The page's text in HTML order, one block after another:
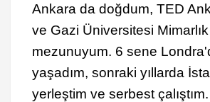
Ankara da doğdum, TED
ve Gazi Üniversitesi
mezunuyum. 6 sene
yaşadım, sonraki yıllarda
yerleştim ve serbest çalıştım.